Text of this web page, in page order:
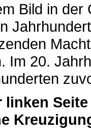
Bild in der
Im 20.
linken